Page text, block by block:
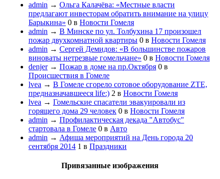
admin → Ольга Калачёва: «Местные власти
предлагают инвесторам обратить внимание на улицу
Барыкина» 0 в Новости Гомеля
admin → В Минске по ул. Толбухина 17 произошел
пожар двухкомнатной квартиры 0 в Новости Гомеля
admin → Сергей Демидов: «В большинстве пожаров
виноваты нетрезвые гомельчане» 0 в Новости Гомеля
denjer→ Пожар в доме на пр.Октября 0 в
Происшествия в Гомеле
lvea → В Гомеле сгорело сотовое оборудование ZTE,
предназначавшееся life:) 2 в Новости Гомеля
lvea → Гомельские спасатели эвакуировали из
горящего дома 29 человек 0 в Новости Гомеля
admin → Профилактическая декада "Автобус"
стартовала в Гомеле 0 в Авто
admin → Афиша мероприятий на День города 20
сентября 2014 1 в Праздники
Привязанные изображения